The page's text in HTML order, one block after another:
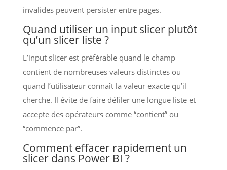
invalides peuvent persister entre pages.
Quand utiliser un input slicer plutôt
qu’un slicer liste ?
L’input slicer est préférable quand le champ
contient de nombreuses valeurs distinctes ou
quand l’utilisateur connaît la valeur exacte qu’il
cherche. Il évite de faire défiler une longue liste et
accepte des opérateurs comme “contient” ou
“commence par”.
Comment effacer rapidement un
slicer dans Power BI ?